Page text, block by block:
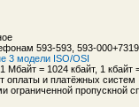
593-593, 593-
3 модели ISO/OSI
= 1024 кбайт, 1 кбайт
оплаты и платёжных систем
ограниченной пропускной